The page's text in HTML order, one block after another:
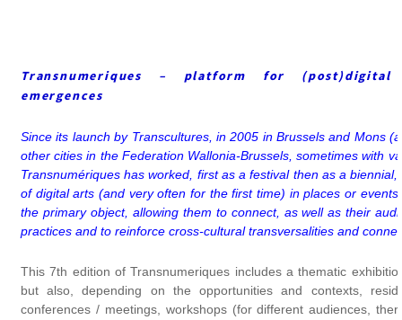
Transnumeriques – platform for
emergences
Since its launch by Transcultures, in 2005 in Brussels and Mons
other cities in the Federation Wallonia-Brussels, sometimes with
Transnumériques has worked, first as a festival then as a
of digital arts (and very often for the first time) in places or
the primary object, allowing them to connect, as well as their
practices and to reinforce cross-cultural transversalities and
This 7th edition of Transnumeriques includes a thematic
but also, depending on the opportunities and contexts,
conferences / meetings, workshops (for different audiences,